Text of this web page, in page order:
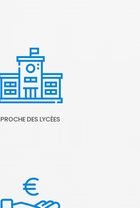
PROCHE DES LYCÉES